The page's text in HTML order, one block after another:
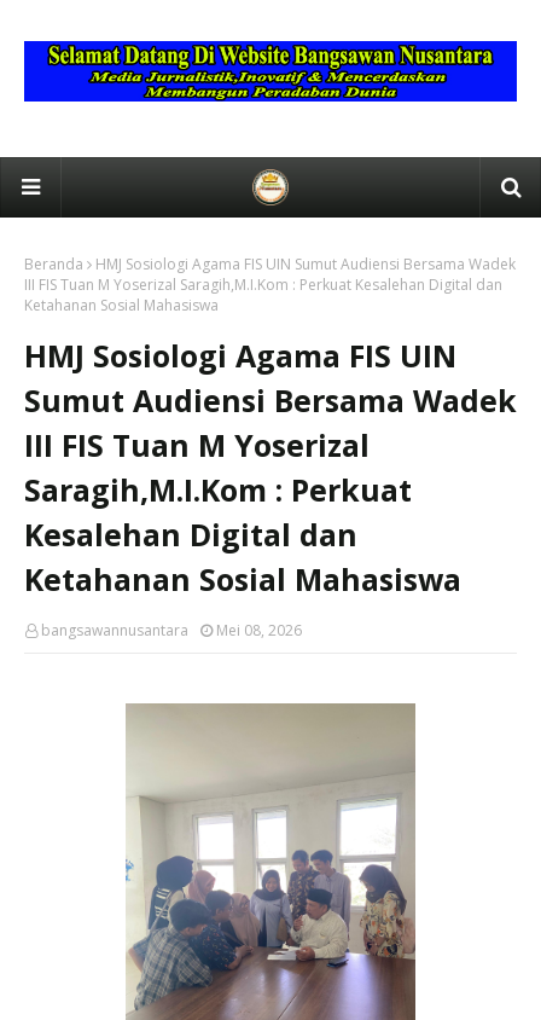
Beranda
HMJ Sosiologi Agama FIS UIN Sumut Audiensi Bersama Wadek
III FIS Tuan M Yoserizal Saragih,M.I.Kom : Perkuat Kesalehan Digital dan
Ketahanan Sosial Mahasiswa
HMJ Sosiologi Agama FIS UIN
Sumut Audiensi Bersama Wadek
III FIS Tuan M Yoserizal
Saragih,M.I.Kom : Perkuat
Kesalehan Digital dan
Ketahanan Sosial Mahasiswa
bangsawannusantara Mei 08, 2026